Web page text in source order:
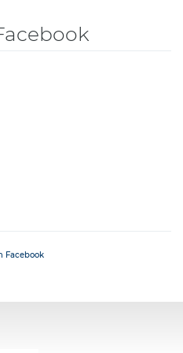
Facebook